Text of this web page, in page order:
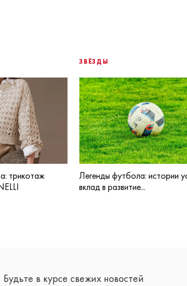
трикотаж
ЗВЁЗДЫ
Легенды футбола: истории
вклад в развитие...
Будьте в курсе свежих новостей